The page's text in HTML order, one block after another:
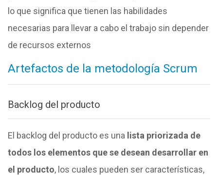
lo que significa que tienen las habilidades
necesarias para llevar a cabo el trabajo sin depender
de recursos externos
Artefactos de la metodología Scrum
Backlog del producto
El backlog del producto es una lista priorizada de
todos los elementos que se desean desarrollar en
el producto, los cuales pueden ser características,